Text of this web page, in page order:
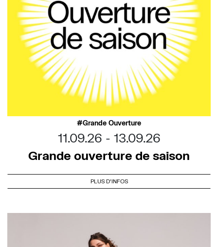
Grande Ouverture
11.09.26
13.09.26
Grande ouverture de saison
PLUS D'INFOS